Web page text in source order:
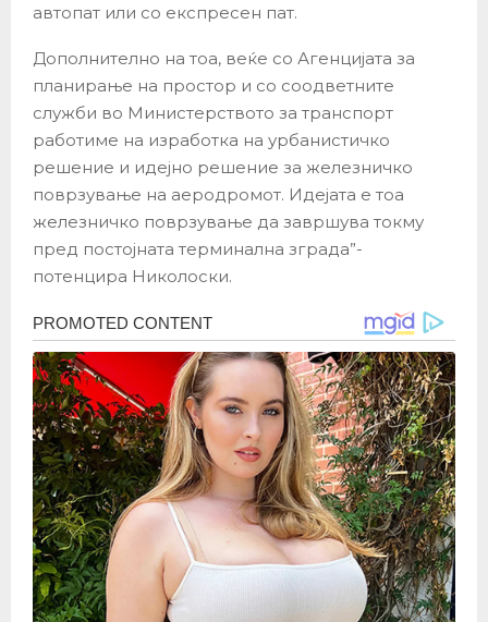
автопат или со експресен пат.
Дополнително на тоа, веќе со Агенцијата за
планирање на простор и со соодветните
служби во Министерството за транспорт
работиме на изработка на урбанистичко
решение и идејно решение за железничко
поврзување на аеродромот. Идејата е тоа
железничко поврзување да завршува токму
пред постојната терминална зградa”-
потенцира Николоски.